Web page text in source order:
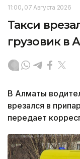
11:00, 07 Августа 2026
Такси
грузовик в
В Алматы
врезался в
передает